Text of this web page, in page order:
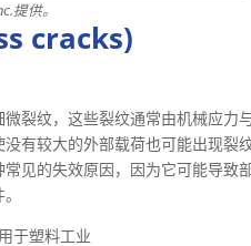
提供。
cracks)
裂纹，这些裂纹通常由机械应
有较大的外部载荷也可能出现
见的失效原因，因为它可能导致